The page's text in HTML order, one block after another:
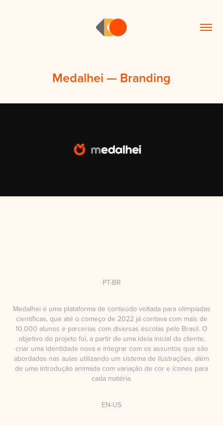
Medalhei — Branding
PT-BR
Medalhei é uma plataforma de conteúdo voltada para olimpíadas
científicas, que até o começo de 2022 já contava com mais de
10.000 alunos e parcerias com diversas escolas pelo Brasil. O
objetivo do projeto foi, a partir de uma ideia inicial do cliente,
criar uma identidade nova e integrar com os assuntos que são
abordados nas aulas utilizando um sistema de ilustrações, além
de uma introdução animada com variação de cor e ícones para
cada matéria.
EN-US